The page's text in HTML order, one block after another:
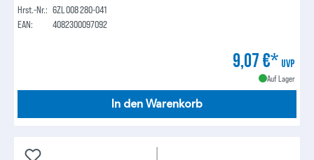
Hrst.-Nr.: 6ZL 008 280-041
EAN:
4082300097092
9,07 €* UVP
Auf Lager
In den Warenkorb